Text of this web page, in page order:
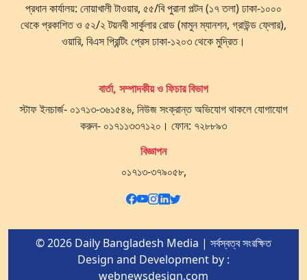
প্রধান কার্যালয়: নোয়াখালী টাওয়ার, ৫৫/বি পুরানা পল্টন (১৭ তলা) ঢাকা-১০০০
থেকে প্রকাশিত ও ৫২/২ টয়নবী সার্কুলার রোড (মামুন ম্যানশন, গ্রাউন্ড ফ্লোর),
ওয়ারি, বিএস প্রিন্টিং প্রেস ঢাকা-১২০৩ থেকে মুদ্রিত।
বার্তা, সম্পাদকীয় ও ফিচার বিভাগ
স্টাফ ইনচার্জ- ০১৭১৩-৩৬১৫৪৬, নিউজ সংক্রান্ত অভিযোগ থাকলে যোগাযোগ
করুন- ০১৭১১৩৩৭১২০। ফোন: ৭২৮৮৯৩
বিজ্ঞাপন
০১৭১৩-৩৭৯০৫৮,
© 2026 Daily Bangladesh Media | সর্বস্বত্ব সংরক্ষিত
Design and Development by :
webnewsdesign.com